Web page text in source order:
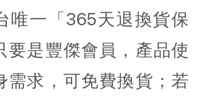
唯一「365天退換貨保
要是豐傑會員，產品使
需求，可免費換貨；若